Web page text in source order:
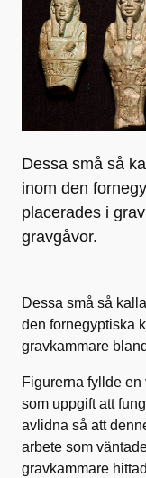
Dessa små så
inom den
placerades i
gravgåvor.
Dessa små så
den fornegyptiska
gravkammare
Figurerna fyllde
som uppgift att
avlidna så att
arbete som
gravkammare